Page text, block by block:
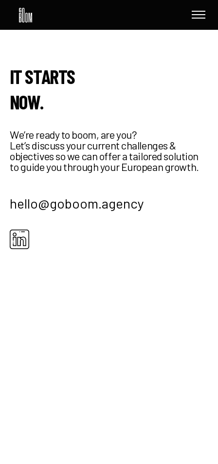
ITSTARTS
NOW.
We’re readyto boom, areyou?
L et’sdiscussyourcurrentchallenges&
objectivessowe canofferatailoredsolution
toguideyouthroughyour Europeangrowth
hello@goboom.agency